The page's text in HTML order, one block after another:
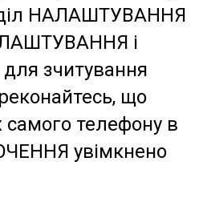
НАЛАШТУВАННЯ
і
зчитування
що
телефону в
увімкнено